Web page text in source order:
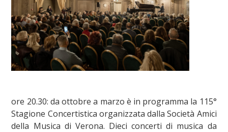
ore 20.30: da ottobre a marzo è in programma la 115°
Stagione Concertistica organizzata dalla Società Amici
della Musica di Verona. Dieci concerti di musica da